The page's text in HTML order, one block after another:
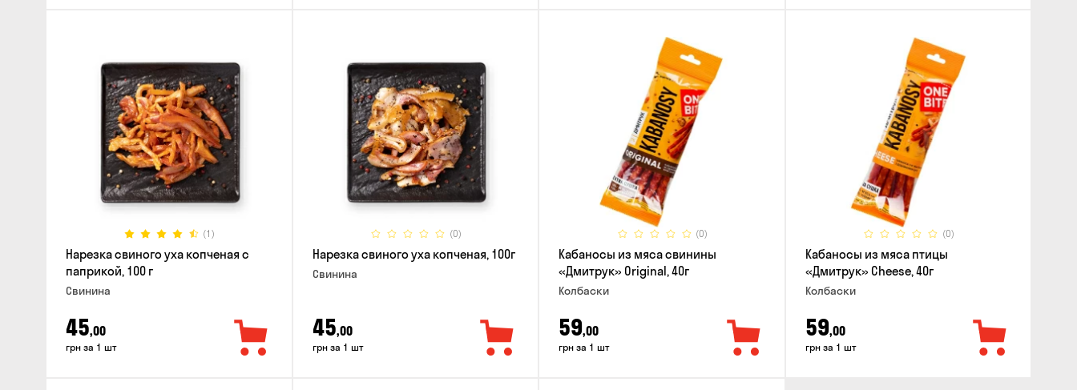
(1)
Нарезка свиного уха копченая с
паприкой, 100 г
Свинина
45,00
грн за 1 шт
(0)
Нарезка свиного уха копченая, 100г
Свинина
45,00
грн за 1 шт
(0)
Кабаносы из мяса свинины
«Дмитрук» Original, 40г
Колбаски
59,00
грн за 1 шт
(0)
Кабаносы из мяса птицы
«Дмитрук» Cheese, 40г
Колбаски
59,00
грн за 1 шт